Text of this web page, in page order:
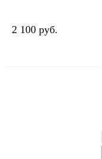
2 100 руб.